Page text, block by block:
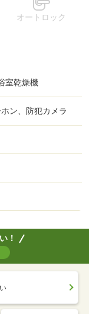
オートロック
室乾燥機
ン、防犯カメラ
！